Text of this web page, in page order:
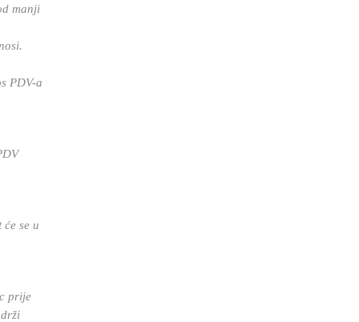
manji
PDV-a
se u
prije